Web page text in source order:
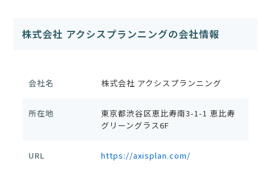
株式会社 アクシスプランニングの会社情報
会社名 株式会社 アクシスプランニング
所在地
東京都渋谷区恵比寿南3-1-1 恵比寿
グリーングラス6F
URL https://axisplan.com/